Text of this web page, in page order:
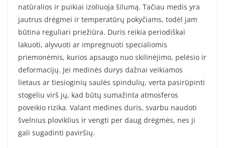
natūralios ir puikiai izoliuoja šilumą. Tačiau medis yra
jautrus drėgmei ir temperatūrų pokyčiams, todėl jam
būtina reguliari priežiūra. Duris reikia periodiškai
lakuoti, alyvuoti ar impregnuoti specialiomis
priemonėmis, kurios apsaugo nuo skilinėjimo, pelėsio ir
deformacijų. Jei medinės durys dažnai veikiamos
lietaus ar tiesioginių saulės spindulių, verta pasirūpinti
stogeliu virš jų, kad būtų sumažinta atmosferos
poveikio rizika. Valant medines duris, svarbu naudoti
švelnius ploviklius ir vengti per daug drėgmės, nes ji
gali sugadinti paviršių.